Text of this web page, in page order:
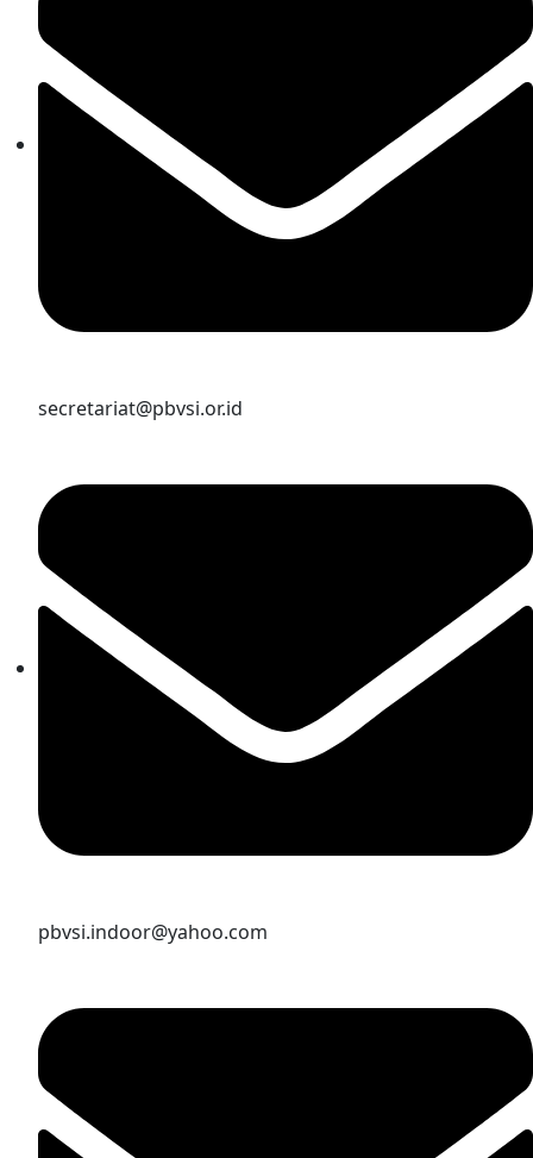
secretariat@pbvsi.or.id
pbvsi.indoor@yahoo.com